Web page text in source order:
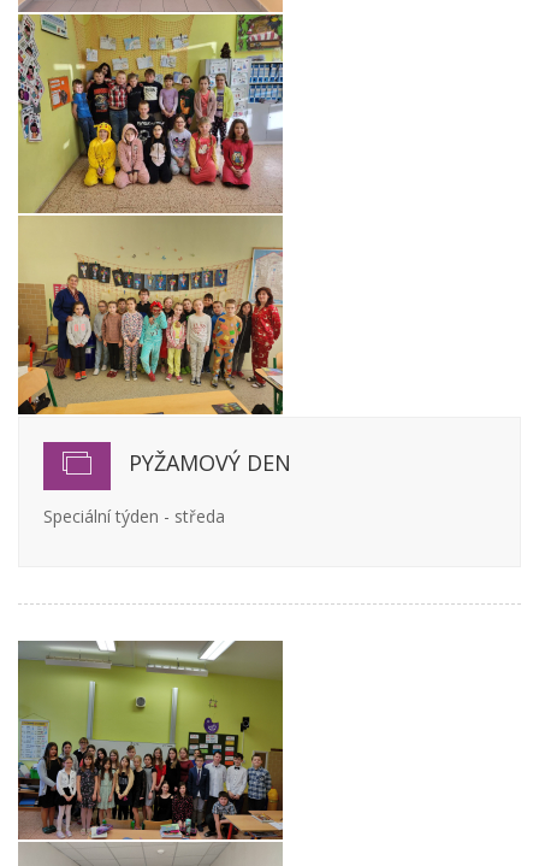
PYŽAMOVÝ DEN
Speciální týden - středa